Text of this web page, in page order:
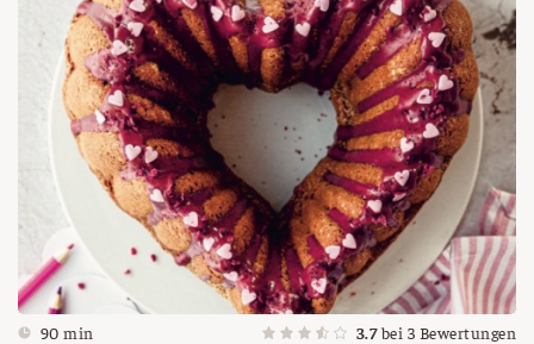
90 min 3.7 bei 3 Bewertungen